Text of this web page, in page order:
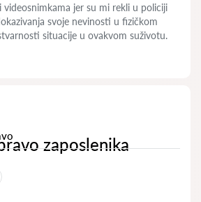
jer su mi rekli u policiji
svoje nevinosti u fizičkom
situacije u ovakvom suživotu.
zaposlenika